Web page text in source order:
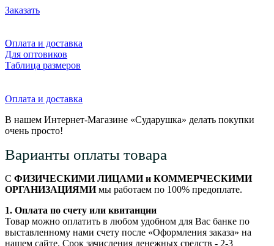
Заказать
Оплата и доставка
Для оптовиков
Таблица размеров
Оплата и доставка
В нашем Интернет-Магазине «Сударушка» делать покупки
очень просто!
Варианты оплаты товара
С ФИЗИЧЕСКИМИ ЛИЦАМИ и КОММЕРЧЕСКИМИ
ОРГАНИЗАЦИЯМИмы работаем по 100% предоплате.
1. Оплата по счету или квитанции
Товар можно оплатить в любом удобном для Вас банке по
выставленному нами счету после «Оформления заказа» на
нашем сайте. Срок зачисления денежных средств - 2-3